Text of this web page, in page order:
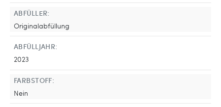
ABFÜLLER:
Originalabfüllung
ABFÜLLJAHR:
2023
FARBSTOFF:
Nein